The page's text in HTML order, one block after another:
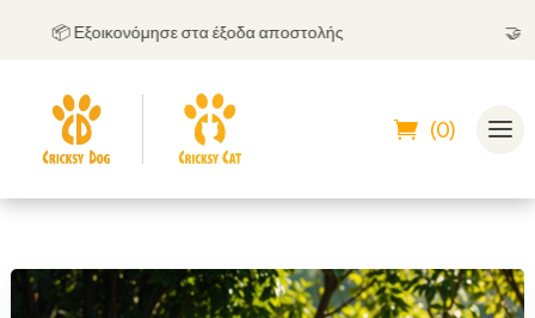
📦 Εξοικονόμησε στα έξοδα αποστολής
(0)